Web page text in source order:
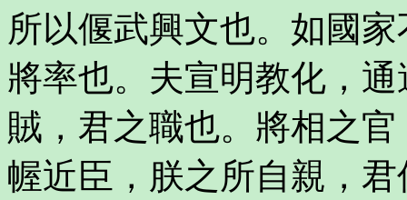
所以偃武興文也。如國
將率也。夫宣明教化，
賊，君之職也。將相之
幄近臣，朕之所自親，